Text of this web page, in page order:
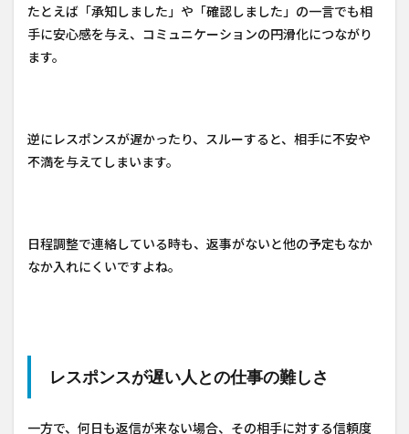
たとえば「承知しました」や「確認しました」の一言でも相
手に安心感を与え、コミュニケーションの円滑化につながり
ます。
逆にレスポンスが遅かったり、スルーすると、相手に不安や
不満を与えてしまいます。
日程調整で連絡している時も、返事がないと他の予定もなか
なか入れにくいですよね。
レスポンスが遅い人との仕事の難しさ
一方で、何日も返信が来ない場合、その相手に対する信頼度